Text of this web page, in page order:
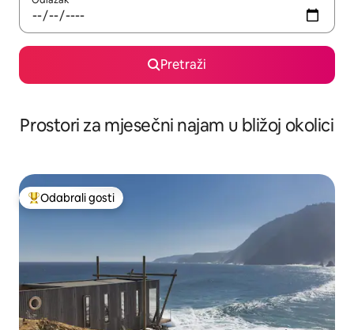
Pretraži
Prostori za mjesečni najam u bližoj okolici
Među najviše rangiranima s oznakom „Odabrali gosti”
Odabrali gosti